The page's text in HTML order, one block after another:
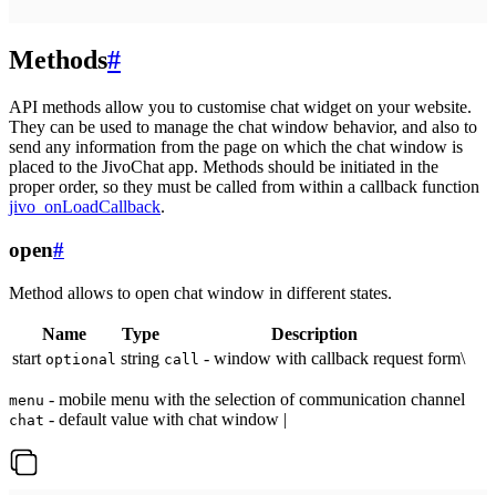
Methods#
API methods allow you to customise chat widget on your website.
They can be used to manage the chat window behavior, and also to
send any information from the page on which the chat window is
placed to the JivoChat app. Methods should be initiated in the
proper order, so they must be called from within a callback function
jivo_onLoadCallback.
open#
Method allows to open chat window in different states.
Name Type
Description
start optional string call - window with callback request form\
menu - mobile menu with the selection of communication channel
chat - default value with chat window |